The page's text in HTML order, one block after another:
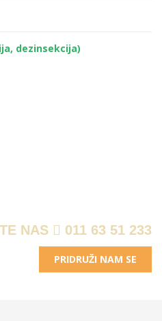
dezinsekcija)
NAS
011 63 51 233
PRIDRUŽI NAM SE